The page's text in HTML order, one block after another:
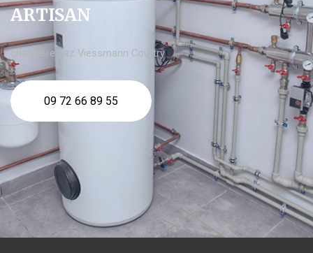
ARTISAN
chaudière gaz Viessmann Courtry
09 72 66 89 55